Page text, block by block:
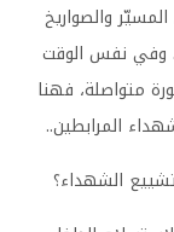
والصواريخ
وفي نفس الوقت
متواصلة، فهنا
المرابطين..
الشهداء؟